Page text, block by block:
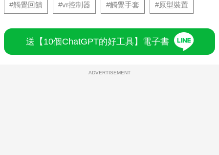
#觸覺回饋 #vr控制器 #觸覺手套 #原型裝置
送【10個ChatGPT的好工具】電子書
ADVERTISEMENT